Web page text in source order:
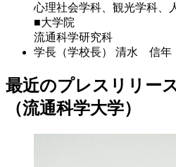
心理社会学科、観光学科、
■大学院
流通科学研究科
学長（学校長）
清水 信年
最近のプレスリリー
（流通科学大学）